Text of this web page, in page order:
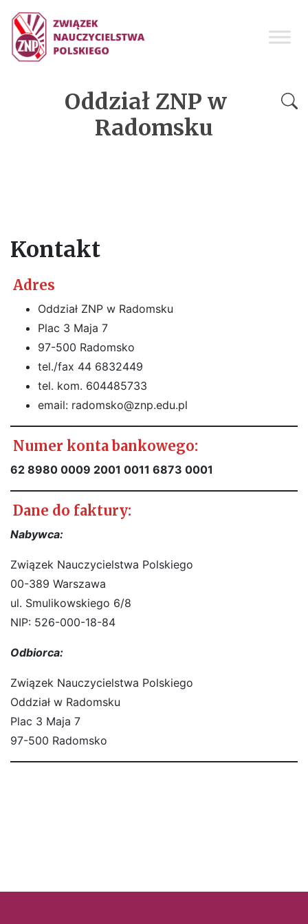
Oddział ZNP w
Radomsku
Kontakt
Adres
Oddział ZNP w Radomsku
Plac 3 Maja 7
97-500 Radomsko
tel./fax 44 6832449
tel. kom. 604485733
email: radomsko@znp.edu.pl
Numer konta bankowego:
62 8980 0009 2001 0011 6873 0001
Dane do faktury:
Nabywca:
Związek Nauczycielstwa Polskiego
00-389 Warszawa
ul. Smulikowskiego 6/8
NIP: 526-000-18-84
Odbiorca:
Związek Nauczycielstwa Polskiego
Oddział w Radomsku
Plac 3 Maja 7
97-500 Radomsko